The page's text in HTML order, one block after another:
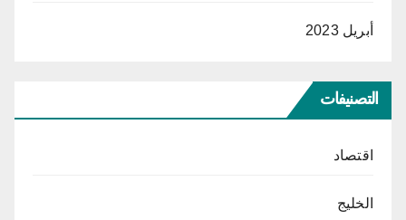
أبريل 2023
التصنيفات
اقتصاد
الخليج